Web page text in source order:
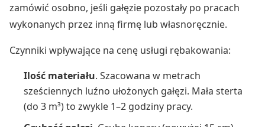
zamówić osobno, jeśli gałęzie pozostały po pracach
wykonanych przez inną firmę lub własnoręcznie.
Czynniki wpływające na cenę usługi rębakowania:
Ilość materiału. Szacowana w metrach
sześciennych luźno ułożonych gałęzi. Mała sterta
(do 3 m³) to zwykle 1–2 godziny pracy.